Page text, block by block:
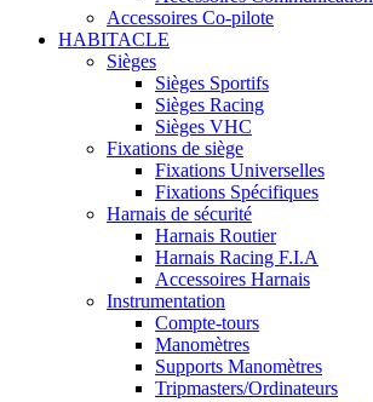
Accessoires Co-pilote
HABITACLE
Sièges
Sièges Sportifs
Sièges Racing
Sièges VHC
Fixations de siège
Fixations Universelles
Fixations Spécifiques
Harnais de sécurité
Harnais Routier
Harnais Racing F.I.A
Accessoires Harnais
Instrumentation
Compte-tours
Manomètres
Supports Manomètres
Tripmasters/Ordinateurs